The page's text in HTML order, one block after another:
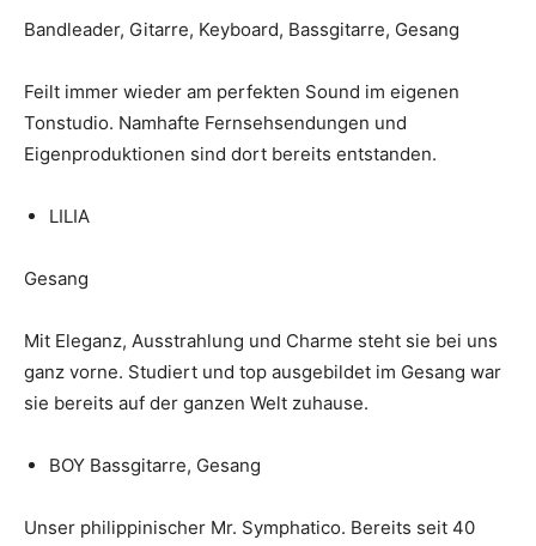
Bandleader, Gitarre, Keyboard, Bassgitarre, Gesang
Feilt immer wieder am perfekten Sound im eigenen
Tonstudio. Namhafte Fernsehsendungen und
Eigenproduktionen sind dort bereits entstanden.
LILIA
Gesang
Mit Eleganz, Ausstrahlung und Charme steht sie bei uns
ganz vorne. Studiert und top ausgebildet im Gesang war
sie bereits auf der ganzen Welt zuhause.
BOY Bassgitarre, Gesang
Unser philippinischer Mr. Symphatico. Bereits seit 40